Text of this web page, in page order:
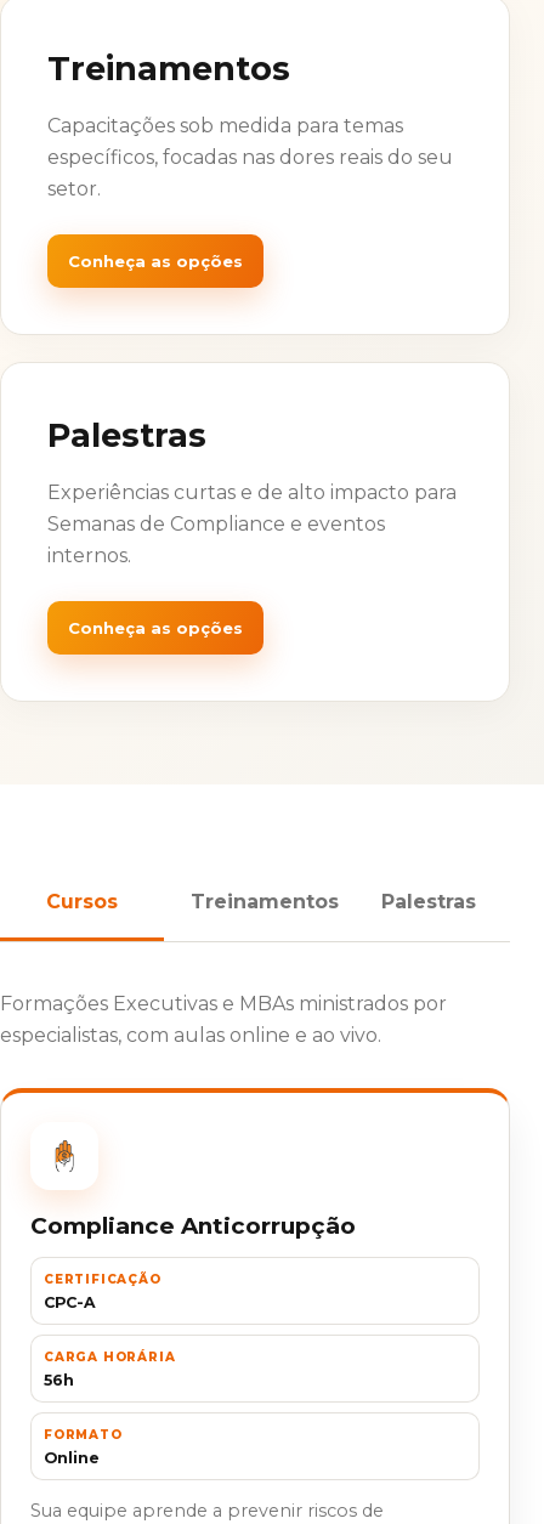
Treinamentos
Capacitações sob medida para temas
específicos, focadas nas dores reais do seu
setor.
Conheça as opções
Palestras
Experiências curtas e de alto impacto para
Semanas de Compliance e eventos
internos.
Conheça as opções
Cursos Treinamentos Palestras
Formações Executivas e MBAs ministrados por
especialistas, com aulas online e ao vivo.
Compliance Anticorrupção
CERTIFICAÇÃO
CPC-A
CARGA HORÁRIA
56h
FORMATO
Online
Sua equipe aprende a prevenir riscos de